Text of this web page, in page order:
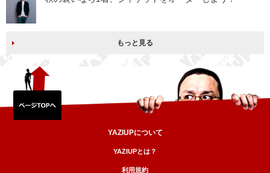
もっと見る
YAZIUPについて
YAZIUPとは？
利用規約